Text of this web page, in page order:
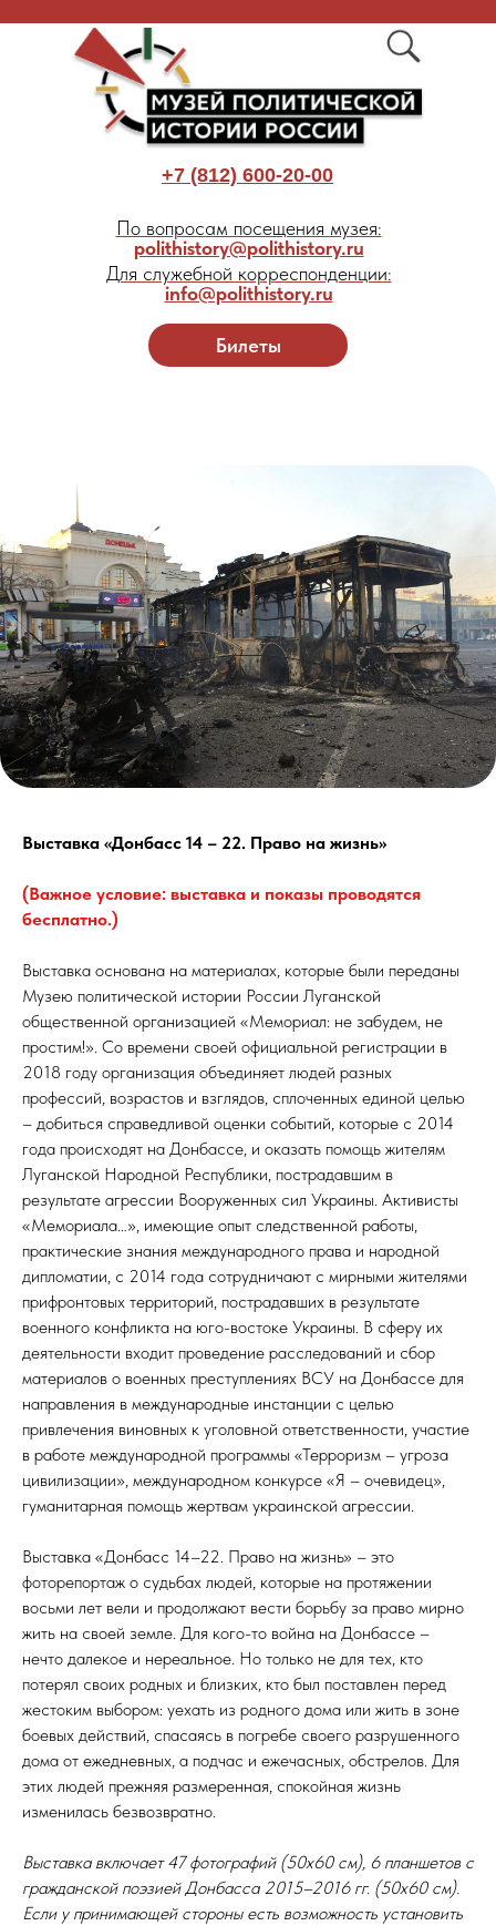
Билеты
+7 (812) 600-20-00
По вопросам посещения музея:
polithistory@polithistory.ru
Для служебной корреспонденции:
info@polithistory.ru
Выставка «Донбасс 14 – 22. Право на жизнь»
(Важное условие: выставка и показы проводятся
бесплатно.)
Выставка основана на материалах, которые были переданы
Музею политической истории России Луганской
общественной организацией «Мемориал: не забудем, не
простим!». Со времени своей официальной регистрации в
2018 году организация объединяет людей разных
профессий, возрастов и взглядов, сплоченных единой целью
– добиться справедливой оценки событий, которые с 2014
года происходят на Донбассе, и оказать помощь жителям
Луганской Народной Республики, пострадавшим в
результате агрессии Вооруженных сил Украины. Активисты
«Мемориала…», имеющие опыт следственной работы,
практические знания международного права и народной
дипломатии, с 2014 года сотрудничают с мирными жителями
прифронтовых территорий, пострадавших в результате
военного конфликта на юго-востоке Украины. В сферу их
деятельности входит проведение расследований и сбор
материалов о военных преступлениях ВСУ на Донбассе для
направления в международные инстанции с целью
привлечения виновных к уголовной ответственности, участие
в работе международной программы «Терроризм – угроза
цивилизации», международном конкурсе «Я – очевидец»,
гуманитарная помощь жертвам украинской агрессии.
Выставка «Донбасс 14–22. Право на жизнь» – это
фоторепортаж о судьбах людей, которые на протяжении
восьми лет вели и продолжают вести борьбу за право мирно
жить на своей земле. Для кого-то война на Донбассе –
нечто далекое и нереальное. Но только не для тех, кто
потерял своих родных и близких, кто был поставлен перед
жестоким выбором: уехать из родного дома или жить в зоне
боевых действий, спасаясь в погребе своего разрушенного
дома от ежедневных, а подчас и ежечасных, обстрелов. Для
этих людей прежняя размеренная, спокойная жизнь
изменилась безвозвратно.
Выставка включает 47 фотографий (50х60 см), 6 планшетов с
гражданской поэзией Донбасса 2015–2016 гг. (50х60 см).
Если у принимающей стороны есть возможность установить